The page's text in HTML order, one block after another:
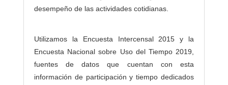
desempeño de las actividades cotidianas.
Utilizamos la Encuesta Intercensal 2015 y la
Encuesta Nacional sobre Uso del Tiempo 2019,
fuentes de datos que cuentan con esta
información de participación y tiempo dedicados